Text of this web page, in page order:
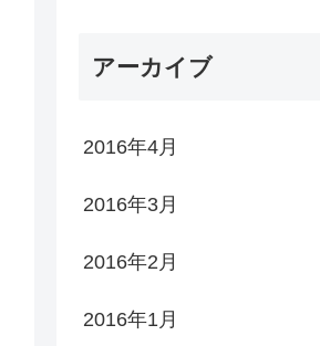
アーカイブ
2016年4月
2016年3月
2016年2月
2016年1月